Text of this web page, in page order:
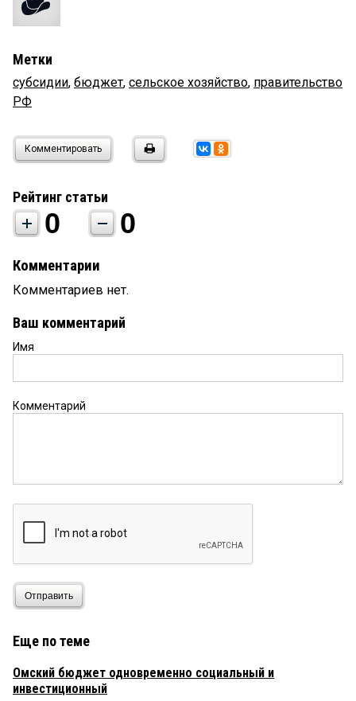
Метки
субсидии, бюджет, сельское хозяйство, правительство
РФ
Комментировать
Рейтинг статьи
0 0
Комментарии
Комментариев нет.
Ваш комментарий
Имя
Комментарий
Отправить
Еще по теме
Омский бюджет одновременно социальный и
инвестиционный